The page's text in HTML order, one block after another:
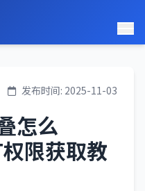
发布时间: 2025-11-03
怎么
限获取教